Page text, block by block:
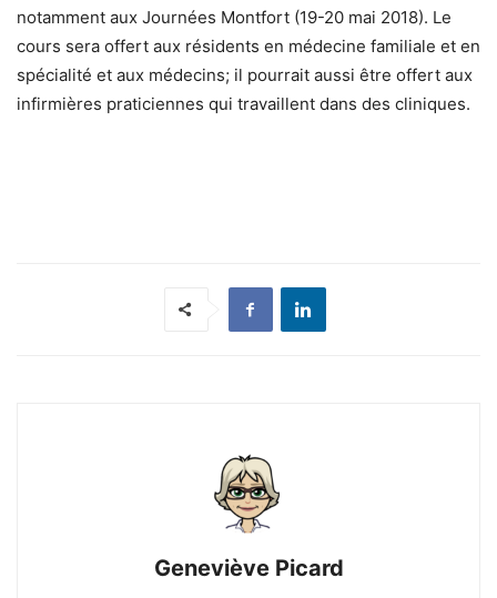
notamment aux Journées Montfort (19-20 mai 2018). Le
cours sera offert aux résidents en médecine familiale et en
spécialité et aux médecins; il pourrait aussi être offert aux
infirmières praticiennes qui travaillent dans des cliniques.
Geneviève Picard